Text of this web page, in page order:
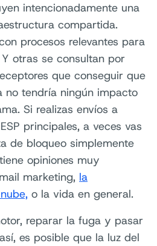
intencionadamente una
compartida.
procesos relevantes para
otras se consultan por
que conseguir que
no tendría ningún impacto
Si realizas envíos a
principales, a veces vas
de bloqueo simplemente
opiniones muy
marketing, la
o la vida en general.
reparar la fuga y pasar
es posible que la luz del